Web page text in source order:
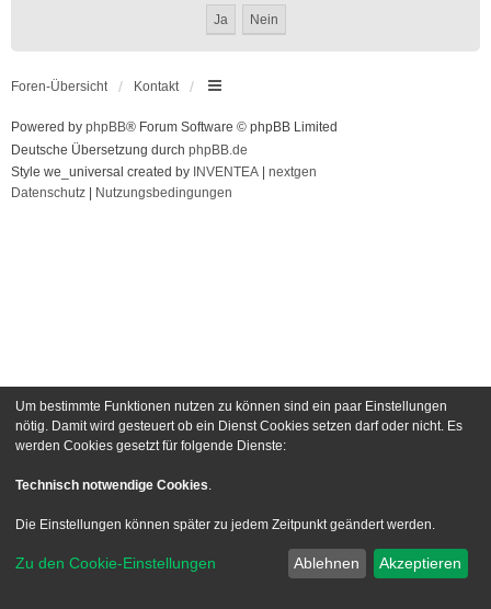
Foren-Übersicht Kontakt
Powered by phpBB® Forum Software © phpBB Limited
Deutsche Übersetzung durch phpBB.de
Style we_universal created by INVENTEA
nextgen
Datenschutz
Nutzungsbedingungen
Um bestimmte Funktionen nutzen zu können sind ein paar Einstellungen
nötig. Damit wird gesteuert ob ein Dienst Cookies setzen darf oder nicht. Es
werden Cookies gesetzt für folgende Dienste:
Technisch notwendige Cookies.
Die Einstellungen können später zu jedem Zeitpunkt geändert werden.
Zu den Cookie-Einstellungen Ablehnen Akzeptieren